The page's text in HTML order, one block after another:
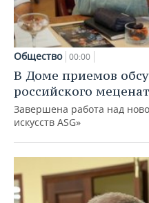
Общество 00:00
В Доме приемов
российского
Завершена работа над
искусств ASG»